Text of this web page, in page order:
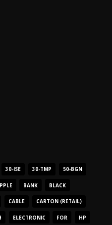
30-ISE 30-TMP 50-BGN
BANK BLACK
CABLE CARTON (RETAIL)
ELECTRONIC FOR HP